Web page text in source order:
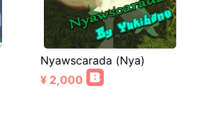
Nyawscarada (Nya)
¥ 2,000